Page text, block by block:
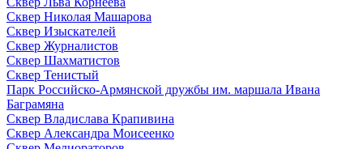
Сквер Николая Машарова
Сквер Изыскателей
Сквер Журналистов
Сквер Шахматистов
Сквер Тенистый
Парк Российско-Армянской дружбы им. маршала Ивана
Баграмяна
Сквер Владислава Крапивина
Сквер Александра Моисеенко